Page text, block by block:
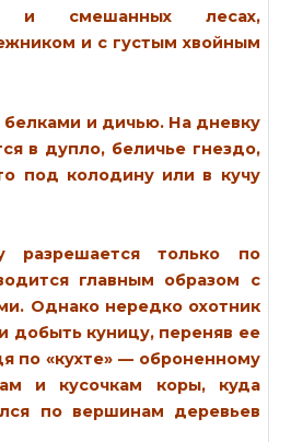
и смешанных лесах,
и с густым хвойным
и дичью. На дневку
в дупло, беличье гнездо,
под колодину или в кучу
разрешается только по
главным образом с
Однако нередко охотник
добыть куницу, переняв ее
по «кухте» — оброненному
и кусочкам коры, куда
по вершинам деревьев